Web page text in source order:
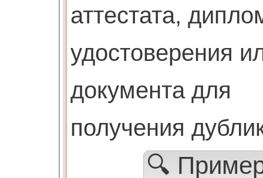
аттестата,
удостоверения
документа для
получения
🔍